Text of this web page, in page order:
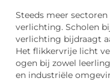
Steeds meer
verlichting. Scholen
verlichting bijdraagt
Het flikkervrije licht
ogen bij zowel
en industriële